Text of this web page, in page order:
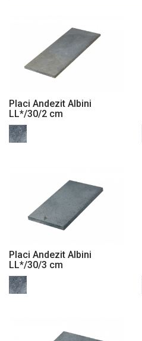
Placi Andezit Albini
LL*/30/2 cm
Placi Andezit Albini
LL*/30/3 cm